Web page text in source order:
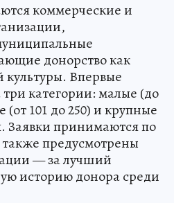
коммерческие и
донорство как
культуры. Впервые
категории: малые (до
(от 101 до 250) и крупные
Заявки принимаются по
предусмотрены
— за лучший
историю донора среди